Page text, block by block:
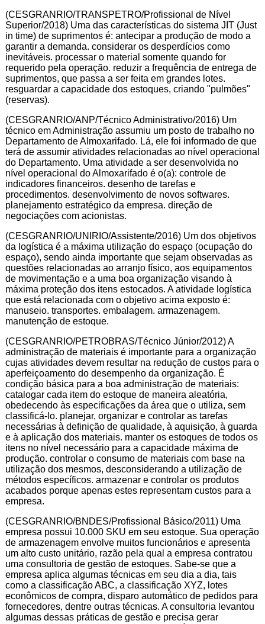
(CESGRANRIO/TRANSPETRO/Profissional de Nível
Superior/2018) Uma das características do sistema JIT (Just
in time) de suprimentos é: antecipar a produção de modo a
garantir a demanda. considerar os desperdícios como
inevitáveis. processar o material somente quando for
requerido pela operação. reduzir a frequência de entrega de
suprimentos, que passa a ser feita em grandes lotes.
resguardar a capacidade dos estoques, criando "pulmões"
(reservas).
(CESGRANRIO/ANP/Técnico Administrativo/2016) Um
técnico em Administração assumiu um posto de trabalho no
Departamento de Almoxarifado. Lá, ele foi informado de que
terá de assumir atividades relacionadas ao nível operacional
do Departamento. Uma atividade a ser desenvolvida no
nível operacional do Almoxarifado é o(a): controle de
indicadores financeiros. desenho de tarefas e
procedimentos. desenvolvimento de novos softwares.
planejamento estratégico da empresa. direção de
negociações com acionistas.
(CESGRANRIO/UNIRIO/Assistente/2016) Um dos objetivos
da logística é a máxima utilização do espaço (ocupação do
espaço), sendo ainda importante que sejam observadas as
questões relacionadas ao arranjo físico, aos equipamentos
de movimentação e a uma boa organização visando à
máxima proteção dos itens estocados. A atividade logística
que está relacionada com o objetivo acima exposto é:
manuseio. transportes. embalagem. armazenagem.
manutenção de estoque.
(CESGRANRIO/PETROBRAS/Técnico Júnior/2012) A
administração de materiais é importante para a organização
cujas atividades devem resultar na redução de custos para o
aperfeiçoamento do desempenho da organização. É
condição básica para a boa administração de materiais:
catalogar cada item do estoque de maneira aleatória,
obedecendo às especificações da área que o utiliza, sem
classificá-lo. planejar, organizar e controlar as tarefas
necessárias à definição de qualidade, à aquisição, à guarda
e à aplicação dos materiais. manter os estoques de todos os
itens no nível necessário para a capacidade máxima de
produção. controlar o consumo de materiais com base na
utilização dos mesmos, desconsiderando a utilização de
métodos específicos. armazenar e controlar os produtos
acabados porque apenas estes representam custos para a
empresa.
(CESGRANRIO/BNDES/Profissional Básico/2011) Uma
empresa possui 10.000 SKU em seu estoque. Sua operação
de armazenagem envolve muitos funcionários e apresenta
um alto custo unitário, razão pela qual a empresa contratou
uma consultoria de gestão de estoques. Sabe-se que a
empresa aplica algumas técnicas em seu dia a dia, tais
como a classificação ABC, a classificação XYZ, lotes
econômicos de compra, disparo automático de pedidos para
fornecedores, dentre outras técnicas. A consultoria levantou
algumas dessas práticas de gestão e precisa gerar